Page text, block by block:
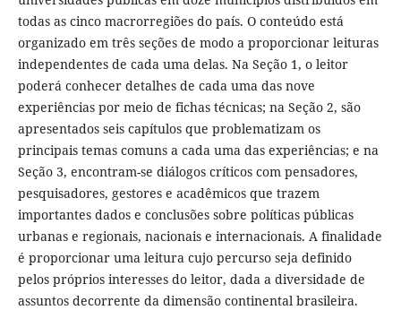
todas as cinco macrorregiões do país. O conteúdo está
organizado em três seções de modo a proporcionar leituras
independentes de cada uma delas. Na Seção 1, o leitor
poderá conhecer detalhes de cada uma das nove
experiências por meio de fichas técnicas; na Seção 2, são
apresentados seis capítulos que problematizam os
principais temas comuns a cada uma das experiências; e na
Seção 3, encontram-se diálogos críticos com pensadores,
pesquisadores, gestores e acadêmicos que trazem
importantes dados e conclusões sobre políticas públicas
urbanas e regionais, nacionais e internacionais. A finalidade
é proporcionar uma leitura cujo percurso seja definido
pelos próprios interesses do leitor, dada a diversidade de
assuntos decorrente da dimensão continental brasileira.